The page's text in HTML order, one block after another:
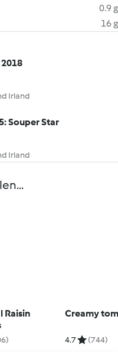
0.9 g
16 g
Irland
Souper Star
Irland
Raisin
Creamy
4.7 (744)